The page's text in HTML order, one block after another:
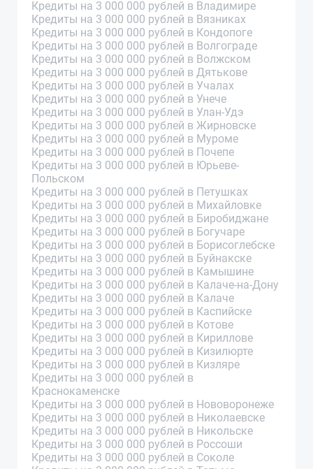
Кредиты на 3 000 000 рублей в Владимире
Кредиты на 3 000 000 рублей в Вязниках
Кредиты на 3 000 000 рублей в Кондопоге
Кредиты на 3 000 000 рублей в Волгограде
Кредиты на 3 000 000 рублей в Волжском
Кредиты на 3 000 000 рублей в Дятькове
Кредиты на 3 000 000 рублей в Учалах
Кредиты на 3 000 000 рублей в Унече
Кредиты на 3 000 000 рублей в Улан-Удэ
Кредиты на 3 000 000 рублей в Жирновске
Кредиты на 3 000 000 рублей в Муроме
Кредиты на 3 000 000 рублей в Почепе
Кредиты на 3 000 000 рублей в Юрьеве-
Польском
Кредиты на 3 000 000 рублей в Петушках
Кредиты на 3 000 000 рублей в Михайловке
Кредиты на 3 000 000 рублей в Биробиджане
Кредиты на 3 000 000 рублей в Богучаре
Кредиты на 3 000 000 рублей в Борисоглебске
Кредиты на 3 000 000 рублей в Буйнакске
Кредиты на 3 000 000 рублей в Камышине
Кредиты на 3 000 000 рублей в Калаче-на-Дону
Кредиты на 3 000 000 рублей в Калаче
Кредиты на 3 000 000 рублей в Каспийске
Кредиты на 3 000 000 рублей в Котове
Кредиты на 3 000 000 рублей в Кириллове
Кредиты на 3 000 000 рублей в Кизилюрте
Кредиты на 3 000 000 рублей в Кизляре
Кредиты на 3 000 000 рублей в
Краснокаменске
Кредиты на 3 000 000 рублей в Нововоронеже
Кредиты на 3 000 000 рублей в Николаевске
Кредиты на 3 000 000 рублей в Никольске
Кредиты на 3 000 000 рублей в Россоши
Кредиты на 3 000 000 рублей в Соколе